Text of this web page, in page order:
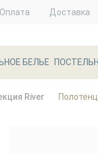
Оплата Доставка
БЕЛЬЕ
River